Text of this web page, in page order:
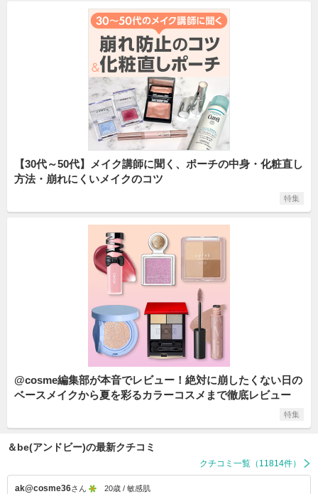
【30代～50代】メイク講師に聞く、ポーチの中身・化粧直し
方法・崩れにくいメイクのコツ
特集
@cosme編集部が本音でレビュー！絶対に崩したくない日の
ベースメイクから夏を彩るカラーコスメまで徹底レビュー
特集
＆be(アンドビー)の最新クチコミ
クチコミ一覧（11814件）
ak@cosme36さん 20歳 / 敏感肌